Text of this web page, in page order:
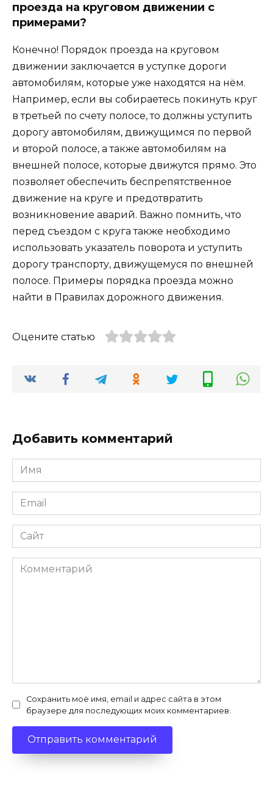
проезда на круговом движении с
примерами?
Конечно! Порядок проезда на круговом
движении заключается в уступке дороги
автомобилям, которые уже находятся на нём.
Например, если вы собираетесь покинуть круг
в третьей по счету полосе, то должны уступить
дорогу автомобилям, движущимся по первой
и второй полосе, а также автомобилям на
внешней полосе, которые движутся прямо. Это
позволяет обеспечить беспрепятственное
движение на круге и предотвратить
возникновение аварий. Важно помнить, что
перед съездом с круга также необходимо
использовать указатель поворота и уступить
дорогу транспорту, движущемуся по внешней
полосе. Примеры порядка проезда можно
найти в Правилах дорожного движения.
Оцените статью
Добавить комментарий
Имя
*
Email
*
Сайт
Комментарий
Сохранить моё имя, email и адрес сайта в этом
браузере для последующих моих комментариев.